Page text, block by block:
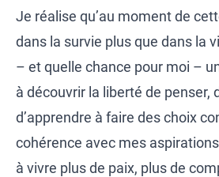
Je réalise qu’au moment de
dans la survie plus que dans la
– et quelle chance pour moi –
à découvrir la liberté de penser,
d’apprendre à faire des choix
cohérence avec mes
à vivre plus de paix, plus de